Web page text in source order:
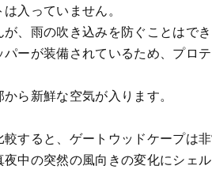
入っていません。
、雨の吹き込みを防ぐことはでき
ーが装備されているため、プロ
ら新鮮な空気が入ります。
すると、ゲートウッドケープは
中の突然の風向きの変化にシェ